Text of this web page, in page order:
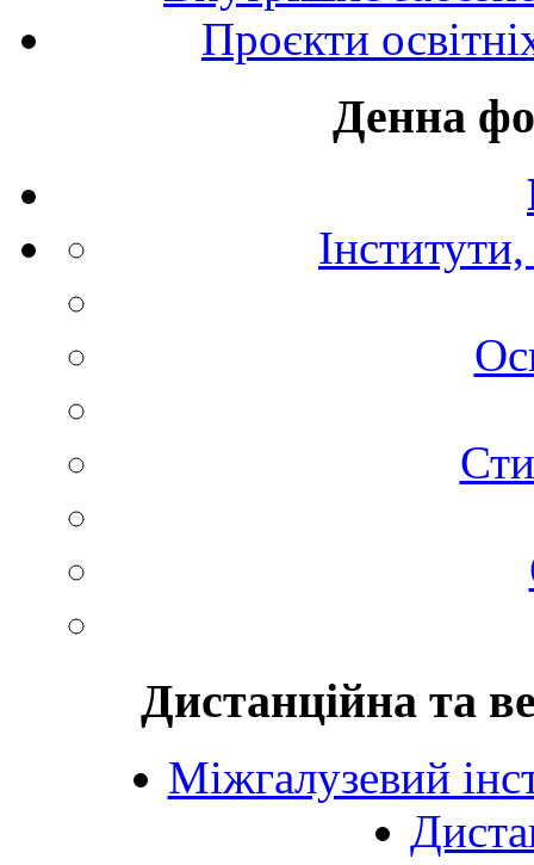
Проєкти
Денна
Дистанційна та
Міжгалузевий